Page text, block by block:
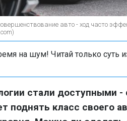
авто - ход часто
на шум! Читай только суть
стали доступными
поднять класс своего